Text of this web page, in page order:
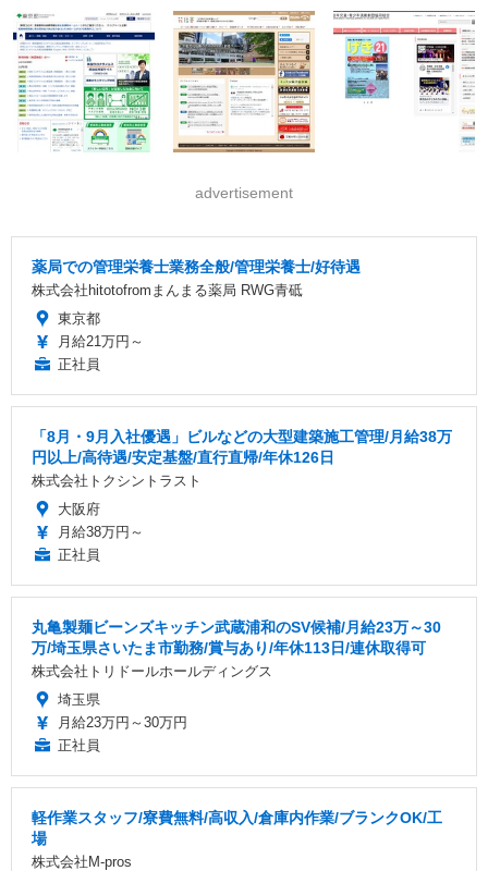
advertisement
薬局での管理栄養士業務全般/管理栄養士/好待遇
株式会社hitotofromまんまる薬局 RWG青砥
東京都
月給21万円～
正社員
「8月・9月入社優遇」ビルなどの大型建築施工管理/月給38万
円以上/高待遇/安定基盤/直行直帰/年休126日
株式会社トクシントラスト
大阪府
月給38万円～
正社員
丸亀製麺ビーンズキッチン武蔵浦和のSV候補/月給23万～30
万/埼玉県さいたま市勤務/賞与あり/年休113日/連休取得可
株式会社トリドールホールディングス
埼玉県
月給23万円～30万円
正社員
軽作業スタッフ/寮費無料/高収入/倉庫内作業/ブランクOK/工
場
株式会社M-pros